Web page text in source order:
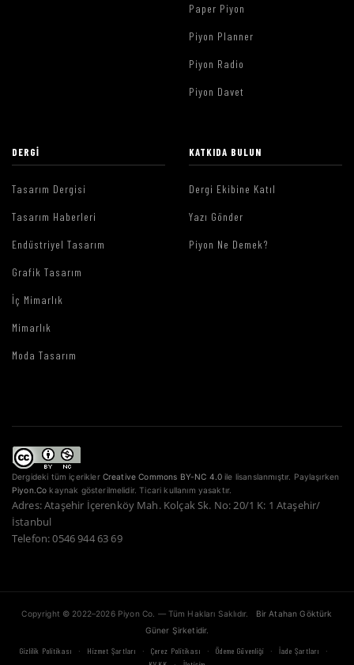
Paper Piyon
Piyon Planner
Piyon Radio
Piyon Davet
DERGI
Tasarım Dergisi
Tasarım Haberleri
Endüstriyel Tasarım
Grafik Tasarım
İç Mimarlık
Mimarlık
Moda Tasarım
KATKIDA BULUN
Dergi Ekibine Katıl
Yazı Gönder
Piyon Ne Demek?
Dergideki tüm içerikler Creative Commons BY-NC 4.0 ile lisanslanmıştır. Paylaşırken
Piyon.Co kaynak gösterilmelidir. Ticari kullanım yasaktır.
Adres: Ataşehir İçerenköy Mah. Kolçak Sk. No: 20/1 K: 1 Ataşehir/
İstanbul
Telefon: 0546 944 63 69
Copyright © 2022–2026 Piyon Co. — Tüm Hakları Saklıdır.
Bir Atahan Göktürk
Güner Şirketidir.
Gizlilik Politikası · Hizmet Şartları · Çerez Politikası · Ödeme Güvenliği · İade Şartları ·